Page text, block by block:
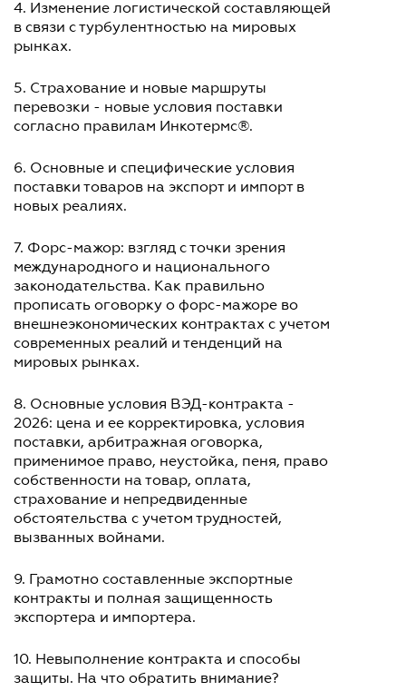
4. Изменение логистической составляющей
в связи с турбулентностью на мировых
рынках.
5. Страхование и новые маршруты
перевозки - новые условия поставки
согласно правилам Инкотермс®.
6. Основные и специфические условия
поставки товаров на экспорт и импорт в
новых реалиях.
7. Форс-мажор: взгляд с точки зрения
международного и национального
законодательства. Как правильно
прописать оговорку о форс-мажоре во
внешнеэкономических контрактах с учетом
современных реалий и тенденций на
мировых рынках.
8. Основные условия ВЭД-контракта -
2026: цена и ее корректировка, условия
поставки, арбитражная оговорка,
применимое право, неустойка, пеня, право
собственности на товар, оплата,
страхование и непредвиденные
обстоятельства с учетом трудностей,
вызванных войнами.
9. Грамотно составленные экспортные
контракты и полная защищенность
экспортера и импортера.
10. Невыполнение контракта и способы
защиты. На что обратить внимание?